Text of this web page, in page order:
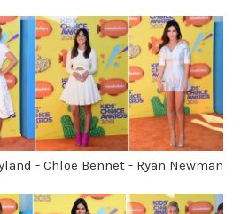
- Chloe Bennet - Ryan Newman